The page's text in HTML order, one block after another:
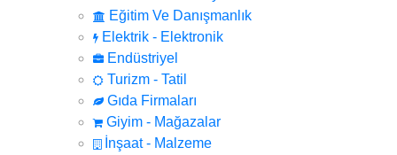
Eğitim Ve Danışmanlık
Elektrik - Elektronik
Endüstriyel
Turizm - Tatil
Gıda Firmaları
Giyim - Mağazalar
İnşaat - Malzeme